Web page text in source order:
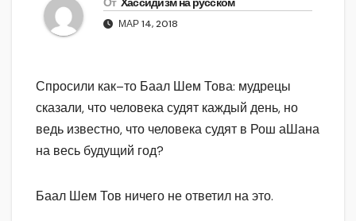
От Хассидизм на русском
МАР 14, 2018
Спросили как–то Баал Шем Това: мудрецы
сказали, что человека судят каждый день, но
ведь известно, что человека судят в Рош аШана
на весь будущий год?
Баал Шем Тов ничего не ответил на это.